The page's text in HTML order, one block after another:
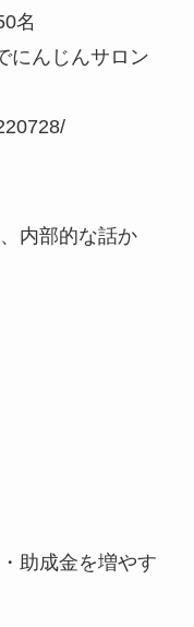
名
にんじんサロン
内部的な話か
助成金を増やす